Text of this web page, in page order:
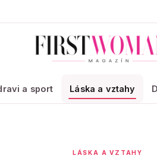
a sport Láska a vztahy
LÁSKA A VZTAHY